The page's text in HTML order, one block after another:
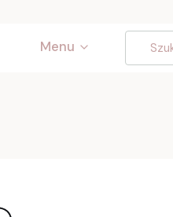
Menu